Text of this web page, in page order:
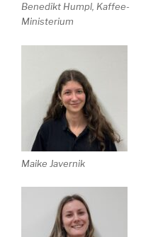
Benedikt Humpl, Kaffee-
Ministerium
Maike Javernik